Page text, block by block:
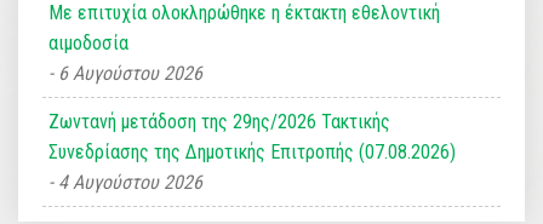
Με επιτυχία ολοκληρώθηκε η έκτακτη εθελοντική
αιμοδοσία
6 Αυγούστου 2026
Ζωντανή μετάδοση της 29ης/2026 Τακτικής
Συνεδρίασης της Δημοτικής Επιτροπής (07.08.2026)
4 Αυγούστου 2026